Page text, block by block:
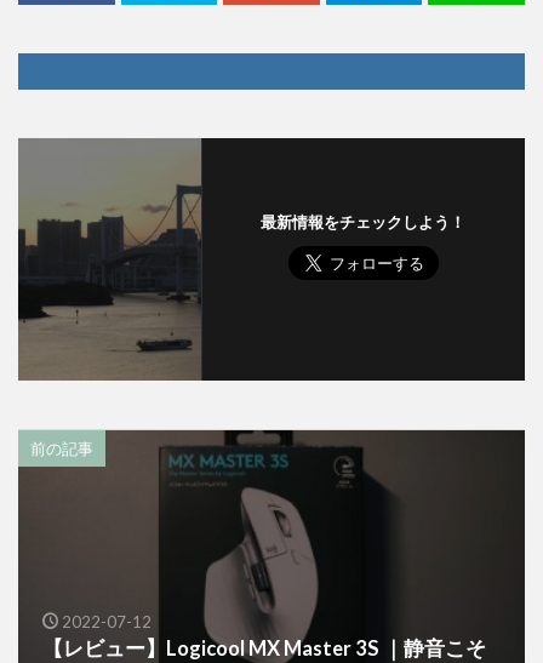
最新情報をチェックしよう！
前の記事
2022-07-12
【レビュー】Logicool MX Master 3S ｜静音こそ